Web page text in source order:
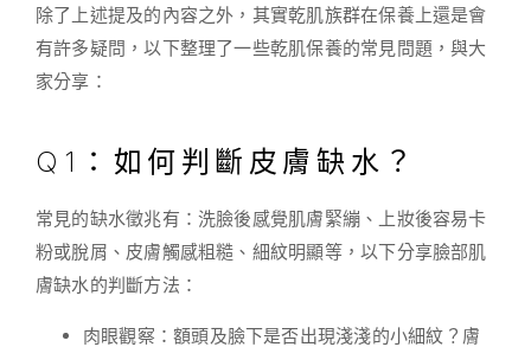
除了上述提及的內容之外，其實乾肌族群在保養上還是會
有許多疑問，以下整理了一些乾肌保養的常見問題，與大
家分享：
Q1：如何判斷皮膚缺水？
常見的缺水徵兆有：洗臉後感覺肌膚緊繃、上妝後容易卡
粉或脫屑、皮膚觸感粗糙、細紋明顯等，以下分享臉部肌
膚缺水的判斷方法：
肉眼觀察：額頭及臉下是否出現淺淺的小細紋？膚